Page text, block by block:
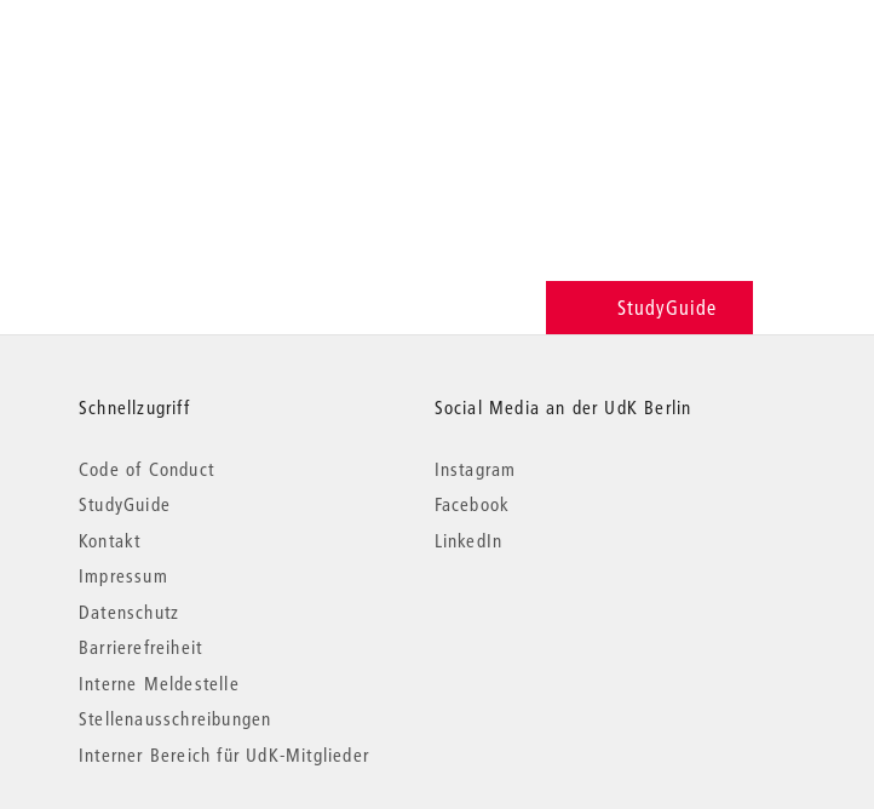
StudyGuide
Schnellzugriff
Code of Conduct
StudyGuide
Kontakt
Impressum
Datenschutz
Barrierefreiheit
Interne Meldestelle
Stellenausschreibungen
Interner Bereich für UdK-Mitglieder
Social Media an der UdK Berlin
Instagram
Facebook
LinkedIn